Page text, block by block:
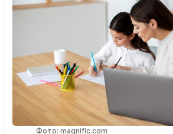
Фото: magnific.com